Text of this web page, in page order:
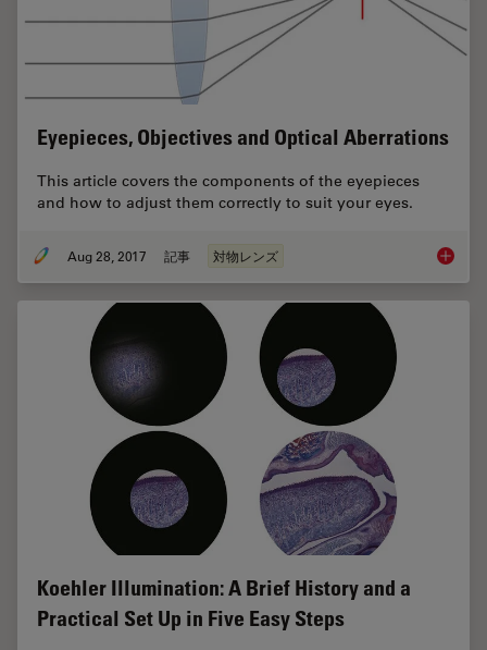
Eyepieces, Objectives and Optical Aberrations
This article covers the components of the eyepieces
and how to adjust them correctly to suit your eyes.
Aug 28, 2017 記事 対物レンズ
Koehler Illumination: A Brief History and a
Practical Set Up in Five Easy Steps